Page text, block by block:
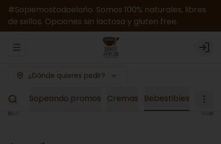
#Sopiemostodoelaño. Somos 100% naturales, libres
de sellos. Opciones sin lactosa y gluten free.
Abrir menu de navegación Login
¿Dónde quieres pedir?
Mes Sopeando promos Cremas Bebestibles